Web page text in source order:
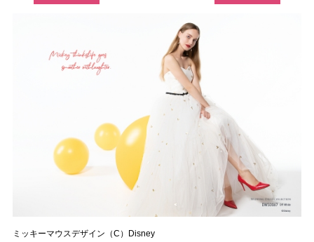
ミッキーマウスデザイン（C）Disney